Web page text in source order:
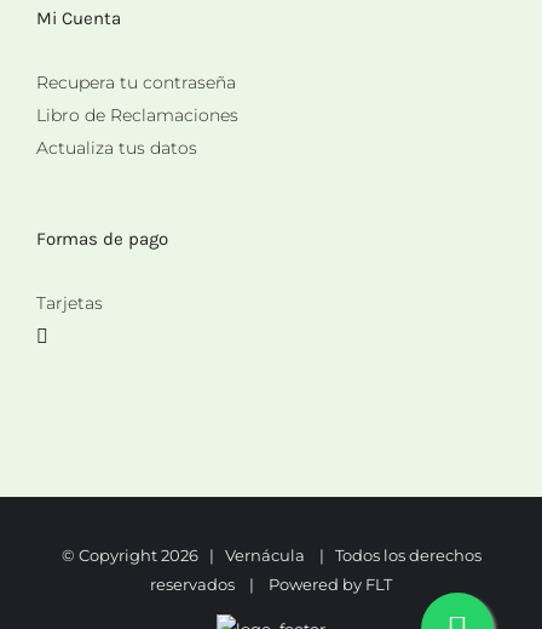
Mi Cuenta
Recupera tu contraseña
Libro de Reclamaciones
Actualiza tus datos
Formas de pago
Tarjetas
© Copyright2026 | Vernácula | Todos los derechos
reservados | Powered by FLT